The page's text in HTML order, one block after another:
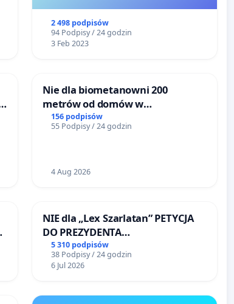
2 498 podpisów
94 Podpisy / 24 godzin
3 Feb 2023
Nie dla biometanowni 200
metrów od domów w
Biernatkach, gm. Wądroże
Wielkie
156 podpisów
55 Podpisy / 24 godzin
4 Aug 2026
NIE dla „Lex Szarlatan” PETYCJA
DO PREZYDENTA
RZECZYPOSPOLITEJ POLSKIEJ
5 310 podpisów
38 Podpisy / 24 godzin
6 Jul 2026